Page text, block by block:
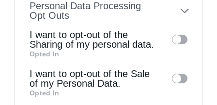
to your opt-out. You may separately opt-out
information by third parties on the IAB’s list
of downstream participants. This
information may also be disclosed by us to
third parties on theIAB’s List of
Downstream Participants
Personal Data Processing
Opt Outs
I want to opt-out of the
Sharing of my personal data.
Opted In
I want to opt-out of the Sale
of my Personal Data.
Opted In